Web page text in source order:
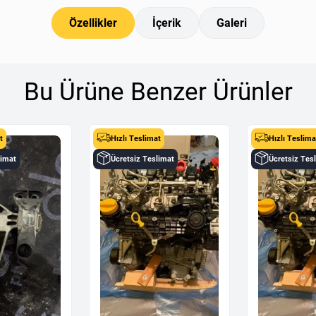
Özellikler İçerik Galeri
Bu Ürüne Benzer Ürünler
Hızlı Teslimat
Ücretsiz Teslimat
Hızlı
Ücretsiz